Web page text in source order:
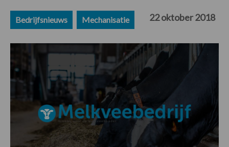
Bedrijfsnieuws Mechanisatie 22 oktober 2018